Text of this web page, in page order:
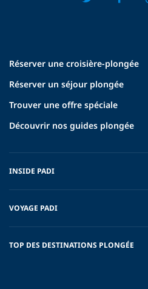
Réserver une croisière-plongée
Réserver un séjour plongée
Trouver une offre spéciale
Découvrir nos guides plongée
INSIDE PADI
VOYAGE PADI
TOP DES DESTINATIONS PLONGÉE